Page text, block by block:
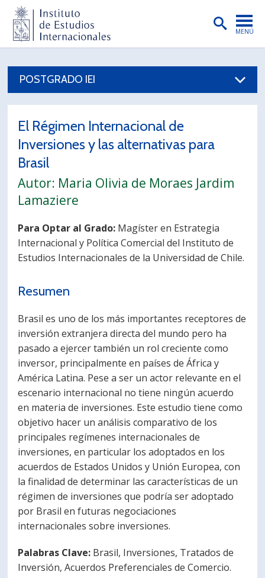
MENÚ
POSTGRADO
EXTENSIÓN
BIBLIOTECA
ENGLISH
Estudiantes Egresados
POSTGRADO IEI
El Régimen Internacional de
Inversiones y las alternativas para
Brasil
Autor: Maria Olivia de Moraes Jardim
Lamaziere
Para Optar al Grado: Magíster en Estrategia
Internacional y Política Comercial del Instituto de
Estudios Internacionales de la Universidad de Chile.
Resumen
Brasil es uno de los más importantes receptores de
inversión extranjera directa del mundo pero ha
pasado a ejercer también un rol creciente como
inversor, principalmente en países de África y
América Latina. Pese a ser un actor relevante en el
escenario internacional no tiene ningún acuerdo
en materia de inversiones. Este estudio tiene como
objetivo hacer un análisis comparativo de los
principales regímenes internacionales de
inversiones, en particular los adoptados en los
acuerdos de Estados Unidos y Unión Europea, con
la finalidad de determinar las características de un
régimen de inversiones que podría ser adoptado
por Brasil en futuras negociaciones
internacionales sobre inversiones.
Palabras Clave: Brasil, Inversiones, Tratados de
Inversión, Acuerdos Preferenciales de Comercio.